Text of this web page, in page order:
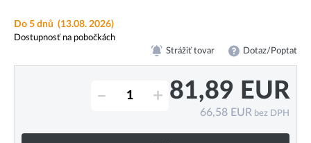
Do 5 dnů (13.08. 2026)
Dostupnosť na pobočkách
Strážiť tovar Dotaz/Poptat
– + 81,89 EUR
66,58 EUR bez DPH